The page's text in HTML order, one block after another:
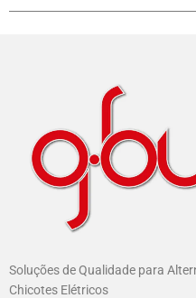
Soluções de Qualidade para
Chicotes Elétricos